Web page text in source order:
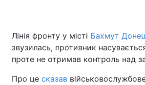
Головна Війна
Політика
Лінія фронту у місті Бахмут
звузилась, противник
проте не отримав контроль над
Про це сказав